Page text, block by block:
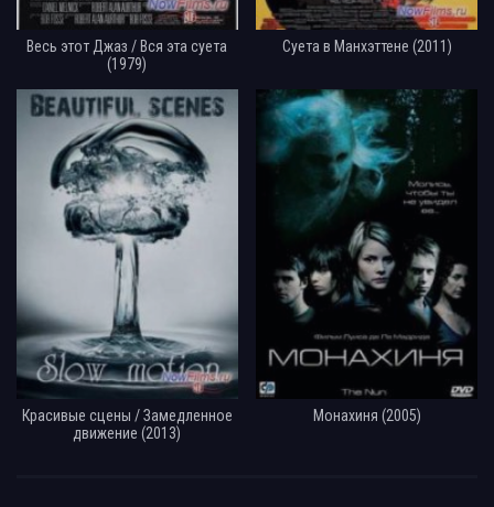
Весь этот Джаз / Вся эта суета
(1979)
Суета в Манхэттене (2011)
Красивые сцены / Замедленное
движение (2013)
Монахиня (2005)